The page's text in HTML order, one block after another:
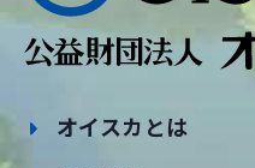
オイスカとは